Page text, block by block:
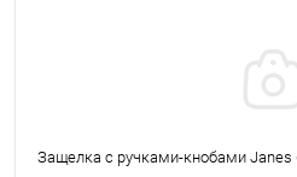
Защелка с ручками-кнобами Janes